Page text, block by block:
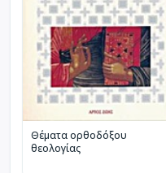
Θέματα ορθοδόξου
θεολογίας